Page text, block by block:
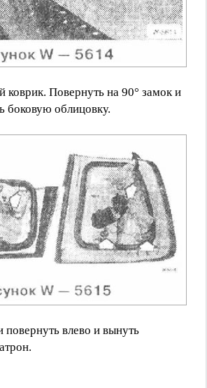
коврик. Повернуть на 90° замок и
боковую облицовку.
влево и вынуть